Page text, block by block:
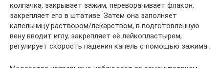
колпачка, закрывает зажим, переворачивает флакон,
закрепляет его в штативе. Затем она заполняет
капельницу раствором/лекарством, в подготовленную
вену вводит иглу, закрепляет её лейкопластырем,
регулирует скорость падения капель с помощью зажима.